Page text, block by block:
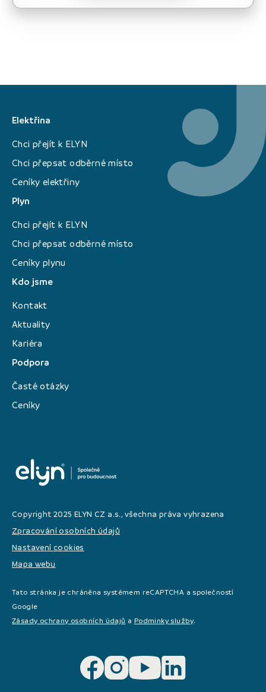
Elektřina
Chci přejít k ELYN
Chci přepsat odběrné místo
Ceníky elektřiny
Plyn
Chci přejít k ELYN
Chci přepsat odběrné místo
Ceníky plynu
Kdo jsme
Kontakt
Aktuality
Kariéra
Podpora
Časté otázky
Ceníky
Copyright 2025 ELYN CZ a.s., všechna práva vyhrazena
Zpracování osobních údajů
Nastavení cookies
Mapa webu
Tato stránka je chráněna systémem reCAPTCHA a společností
Google
Zásady ochrany osobních údajů a Podminky služby.